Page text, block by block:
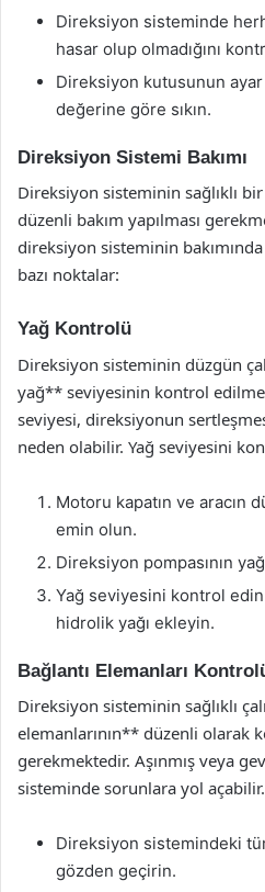
Direksiyon sisteminde
hasar olup olmadığını
Direksiyon kutusunun
değerine göre sıkın.
Direksiyon Sistemi Bakımı
Direksiyon sisteminin sağlıklı
düzenli bakım yapılması
direksiyon sisteminin
bazı noktalar:
Yağ Kontrolü
Direksiyon sisteminin düzgün
yağ** seviyesinin kontrol
seviyesi, direksiyonun
neden olabilir. Yağ seviyesini
Motoru kapatın ve aracın
emin olun.
Direksiyon pompasının
Yağ seviyesini kontrol
hidrolik yağı ekleyin.
Bağlantı Elemanları
Direksiyon sisteminin sağlıklı
elemanlarının** düzenli olarak
gerekmektedir. Aşınmış veya
sisteminde sorunlara yol
Direksiyon sistemindeki
gözden geçirin.